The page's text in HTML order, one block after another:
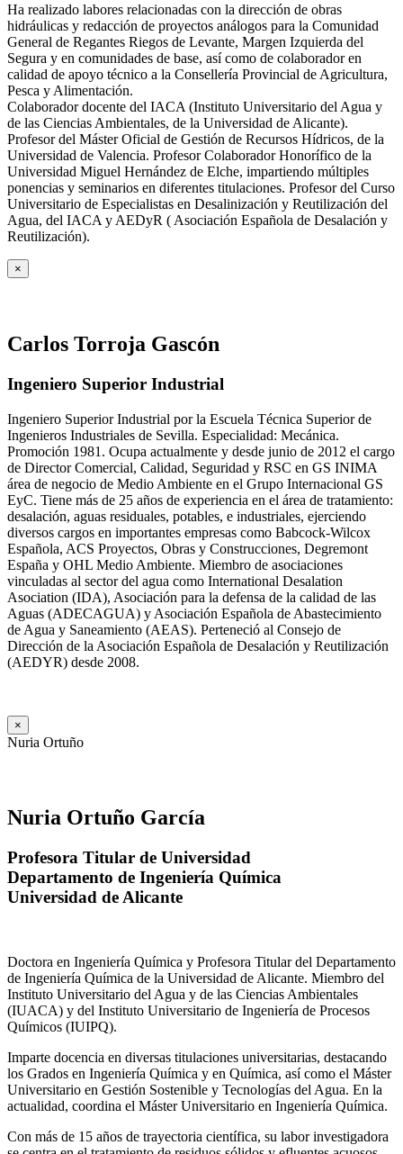
Ha realizado labores relacionadas con la dirección de obras
hidráulicas y redacción de proyectos análogos para la Comunidad
General de Regantes Riegos de Levante, Margen Izquierda del
Segura y en comunidades de base, así como de colaborador en
calidad de apoyo técnico a la Consellería Provincial de Agricultura,
Pesca y Alimentación.
Colaborador docente del IACA (Instituto Universitario del Agua y
de las Ciencias Ambientales, de la Universidad de Alicante).
Profesor del Máster Oficial de Gestión de Recursos Hídricos, de la
Universidad de Valencia. Profesor Colaborador Honorífico de la
Universidad Miguel Hernández de Elche, impartiendo múltiples
ponencias y seminarios en diferentes titulaciones. Profesor del Curso
Universitario de Especialistas en Desalinización y Reutilización del
Agua, del IACA y AEDyR ( Asociación Española de Desalación y
Reutilización).
×
Carlos Torroja Gascón
Ingeniero Superior Industrial
Ingeniero Superior Industrial por la Escuela Técnica Superior de
Ingenieros Industriales de Sevilla. Especialidad: Mecánica.
Promoción 1981. Ocupa actualmente y desde junio de 2012 el cargo
de Director Comercial, Calidad, Seguridad y RSC en GS INIMA
área de negocio de Medio Ambiente en el Grupo Internacional GS
EyC. Tiene más de 25 años de experiencia en el área de tratamiento:
desalación, aguas residuales, potables, e industriales, ejerciendo
diversos cargos en importantes empresas como Babcock-Wilcox
Española, ACS Proyectos, Obras y Construcciones, Degremont
España y OHL Medio Ambiente. Miembro de asociaciones
vinculadas al sector del agua como International Desalation
Asociation (IDA), Asociación para la defensa de la calidad de las
Aguas (ADECAGUA) y Asociación Española de Abastecimiento
de Agua y Saneamiento (AEAS). Perteneció al Consejo de
Dirección de la Asociación Española de Desalación y Reutilización
(AEDYR) desde 2008.
×
Nuria Ortuño
Nuria Ortuño García
Profesora Titular de Universidad
Departamento de Ingeniería Química
Universidad de Alicante
Doctora en Ingeniería Química y Profesora Titular del Departamento
de Ingeniería Química de la Universidad de Alicante. Miembro del
Instituto Universitario del Agua y de las Ciencias Ambientales
(IUACA) y del Instituto Universitario de Ingeniería de Procesos
Químicos (IUIPQ).
Imparte docencia en diversas titulaciones universitarias, destacando
los Grados en Ingeniería Química y en Química, así como el Máster
Universitario en Gestión Sostenible y Tecnologías del Agua. En la
actualidad, coordina el Máster Universitario en Ingeniería Química.
Con más de 15 años de trayectoria científica, su labor investigadora